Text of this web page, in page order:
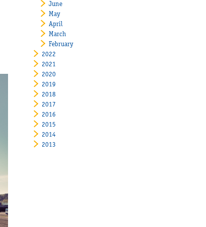
June
May
April
March
February
2022
2021
2020
2019
2018
2017
2016
2015
2014
2013